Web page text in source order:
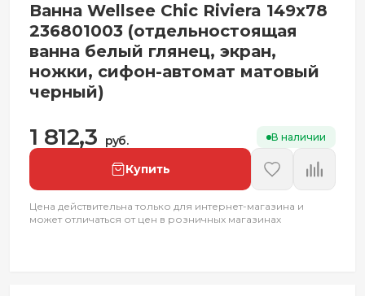
Ванна Wellsee Chic Riviera 149x78
236801003 (отдельностоящая
ванна белый глянец, экран,
ножки, сифон-автомат матовый
черный)
1 812,3 руб. В наличии
Купить
Цена действительна только для интернет-магазина и
может отличаться от цен в розничных магазинах